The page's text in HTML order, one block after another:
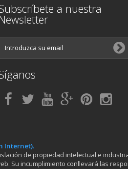
a nuestra
Internet).
de propiedad intelectual e
Su incumplimiento conllevará las